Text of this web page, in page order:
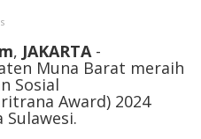
, JAKARTA -
Muna Barat meraih
Sosial
Award) 2024